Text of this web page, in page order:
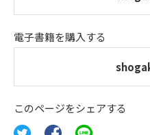
電子書籍を購入する
このページをシェアする